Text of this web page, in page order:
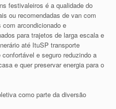
festivaleiros é a qualidade do
ou recomendadas de van com
arcondicionado e
para trajetos de larga escala e
até ItuSP transporte
e seguro reduzindo a
e quer preservar energia para o
como parte da diversão